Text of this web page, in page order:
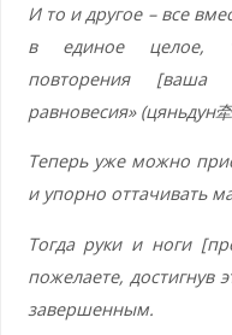
И то и другое – все
в единое целое,
повторения [ваша
равновесия» (цяньдун
Теперь уже можно
и упорно оттачивать
Тогда руки и ноги
пожелаете, достигнув
завершенным.